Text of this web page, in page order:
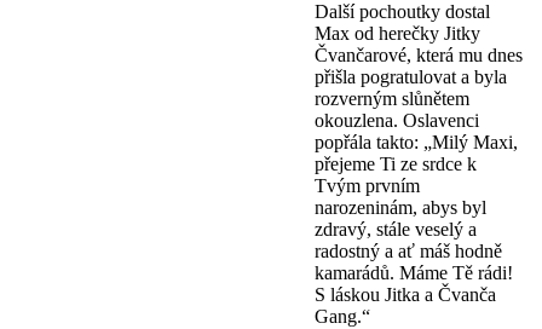
Další pochoutky dostal
Max od herečky Jitky
Čvančarové, která mu dnes
přišla pogratulovat a byla
rozverným slůnětem
okouzlena. Oslavenci
popřála takto: „Milý Maxi,
přejeme Ti ze srdce k
Tvým prvním
narozeninám, abys byl
zdravý, stále veselý a
radostný a ať máš hodně
kamarádů. Máme Tě rádi!
S láskou Jitka a Čvanča
Gang.“